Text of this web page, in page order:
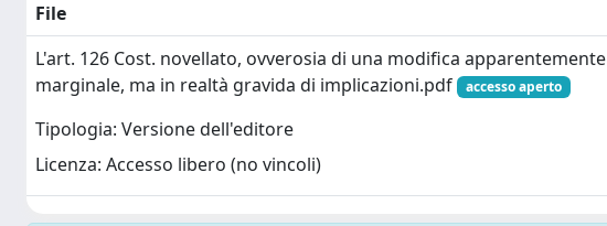
File
L'art. 126 Cost. novellato, ovverosia di una modifica apparentemente
marginale, ma in realtà gravida di implicazioni.pdf
accesso aperto
Tipologia: Versione dell'editore
Licenza: Accesso libero (no vincoli)